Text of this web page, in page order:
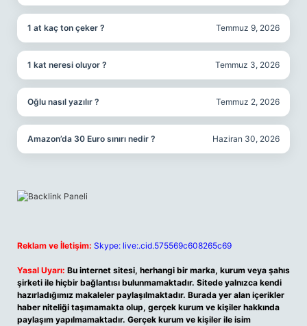
1 at kaç ton çeker ? Temmuz 9, 2026
1 kat neresi oluyor ? Temmuz 3, 2026
Oğlu nasıl yazılır ? Temmuz 2, 2026
Amazon’da 30 Euro sınırı nedir ? Haziran 30, 2026
Reklam ve İletişim: Skype: live:.cid.575569c608265c69
Yasal Uyarı: Bu internet sitesi, herhangi bir marka, kurum veya şahıs
şirketi ile hiçbir bağlantısı bulunmamaktadır. Sitede yalnızca kendi
hazırladığımız makaleler paylaşılmaktadır. Burada yer alan içerikler
haber niteliği taşımamakta olup, gerçek kurum ve kişiler hakkında
paylaşım yapılmamaktadır. Gerçek kurum ve kişiler ile isim